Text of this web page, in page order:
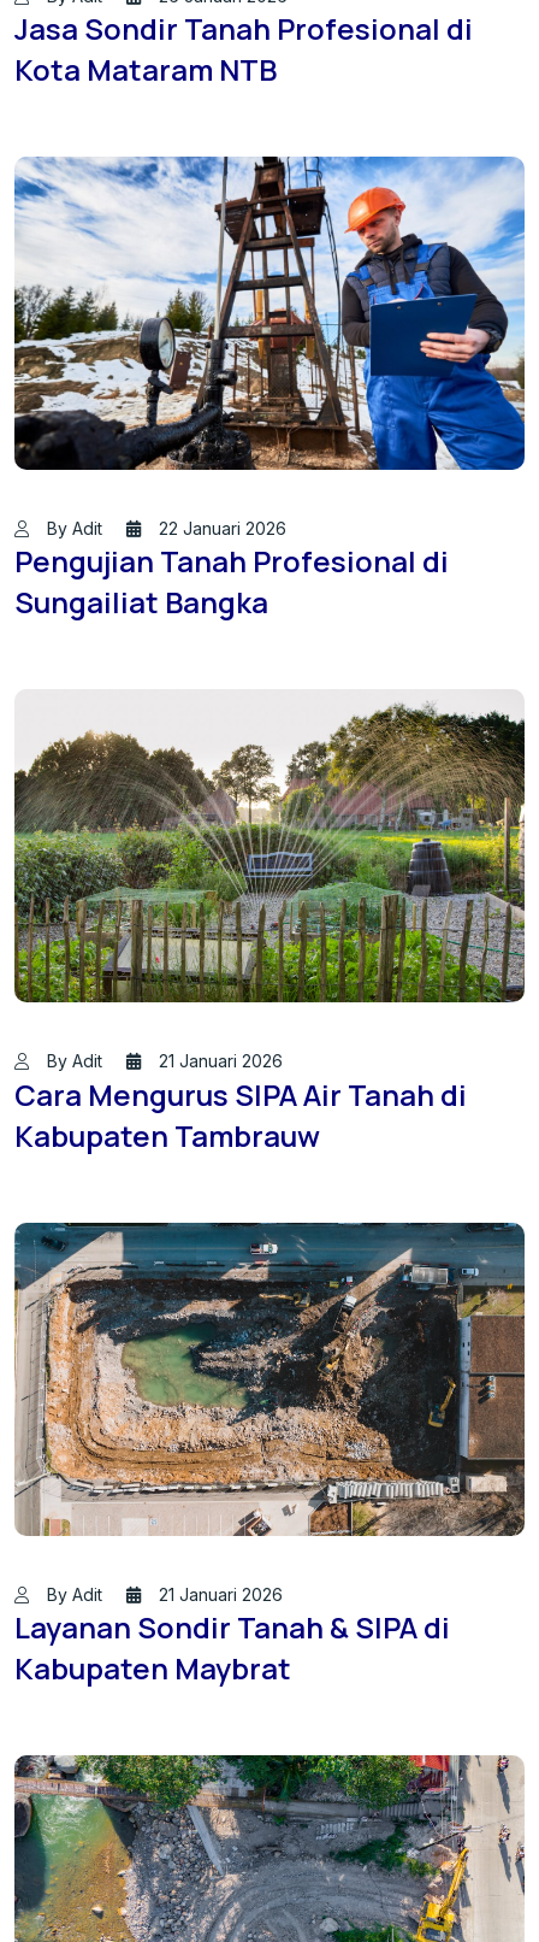
Jasa Sondir Tanah Profesional di
Kota Mataram NTB
By Adit 22 Januari 2026
Pengujian Tanah Profesional di
Sungailiat Bangka
By Adit 21 Januari 2026
Cara Mengurus SIPA Air Tanah di
Kabupaten Tambrauw
By Adit 21 Januari 2026
Layanan Sondir Tanah & SIPA di
Kabupaten Maybrat